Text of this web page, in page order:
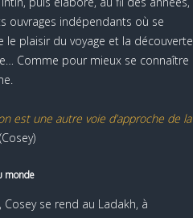
ouvrages indépendants où se
le plaisir du voyage et la découverte
Comme pour mieux se connaître
est une autre voie d’approche de la
(Cosey)
monde
Cosey se rend au Ladakh, à